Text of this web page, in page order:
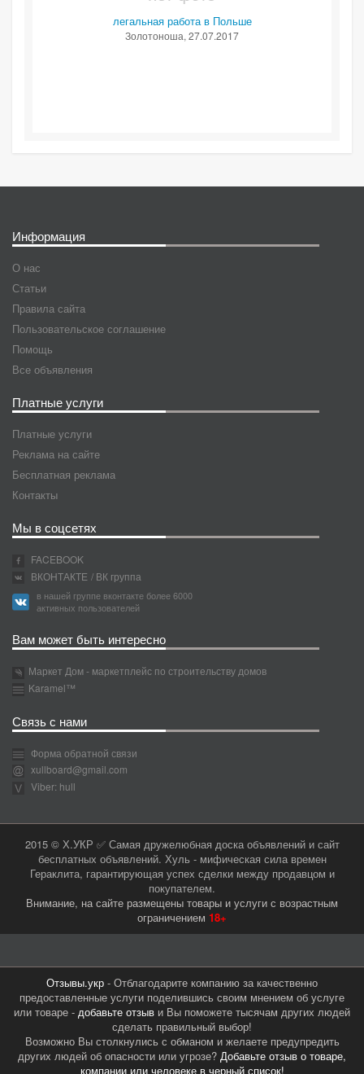
легальная работа в Польше
Золотоноша, 27.07.2017
Информация
О нас
Статьи
Правила сайта
Пользовательское соглашение
Помощь
Все объявления
Платные услуги
Платные услуги
Реклама на сайте
Бесплатная реклама
Контакты
Мы в соцсетях
FACEBOOK
ВКОНТАКТЕ / ВК группа
в нашей группе вконтакте более 6000
активных пользователей
Вам может быть интересно
Маркет Дом - маркетплейс по строительству домов
Karamel™
Связь с нами
Форма обратной связи
xullboard@gmail.com
Viber: hull
2015 © Х.УКР ✅ Самая дружелюбная доска объявлений и сайт
бесплатных объявлений. Хуль - мифическая сила времен
Гераклита, гарантирующая успех сделки между продавцом и
покупателем.
Внимание, на сайте размещены товары и услуги с возрастным
ограничением 18+
Отзывы.укр - Отблагодарите компанию за качественно
предоставленные услуги поделившись своим мнением об услуге
или товаре - добавьте отзыв и Вы поможете тысячам других людей
сделать правильный выбор!
Возможно Вы столкнулись с обманом и желаете предупредить
других людей об опасности или угрозе? Добавьте отзыв о товаре,
компании или человеке в черный список!